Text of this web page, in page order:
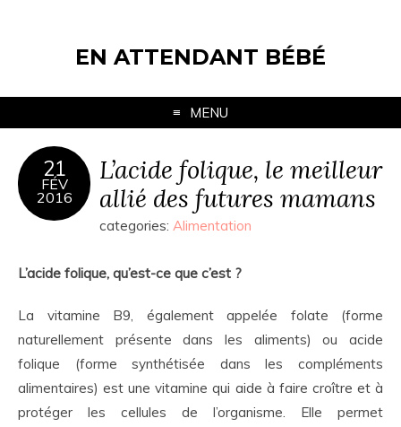
EN ATTENDANT BÉBÉ
MENU
21
FÉV
2016
L’acide folique, le meilleur
allié des futures mamans
categories: Alimentation
L’acide folique, qu’est-ce que c’est ?
La vitamine B9, également appelée folate (forme
naturellement présente dans les aliments) ou acide
folique (forme synthétisée dans les compléments
alimentaires) est une vitamine qui aide à faire croître et à
protéger les cellules de l’organisme. Elle permet